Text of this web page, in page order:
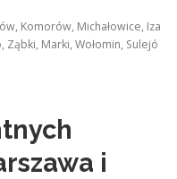
Komorów, Michałowice, Iza
Marki, Wołomin, Sulejó
i